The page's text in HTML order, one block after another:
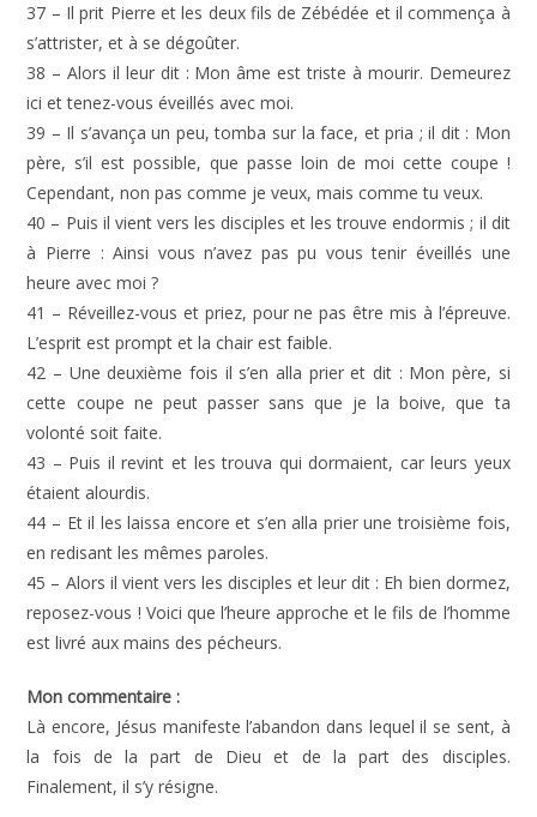
37 – Il prit Pierre et les deux fils de Zébédée et il commença à
s’attrister, et à se dégoûter.
38 – Alors il leur dit : Mon âme est triste à mourir. Demeurez
ici et tenez-vous éveillés avec moi.
39 – Il s’avança un peu, tomba sur la face, et pria ; il dit : Mon
père, s’il est possible, que passe loin de moi cette coupe !
Cependant, non pas comme je veux, mais comme tu veux.
40 – Puis il vient vers les disciples et les trouve endormis ; il dit
à Pierre : Ainsi vous n’avez pas pu vous tenir éveillés une
heure avec moi ?
41 – Réveillez-vous et priez, pour ne pas être mis à l’épreuve.
L’esprit est prompt et la chair est faible.
42 – Une deuxième fois il s’en alla prier et dit : Mon père, si
cette coupe ne peut passer sans que je la boive, que ta
volonté soit faite.
43 – Puis il revint et les trouva qui dormaient, car leurs yeux
étaient alourdis.
44 – Et il les laissa encore et s’en alla prier une troisième fois,
en redisant les mêmes paroles.
45 – Alors il vient vers les disciples et leur dit : Eh bien dormez,
reposez-vous ! Voici que l’heure approche et le fils de l’homme
est livré aux mains des pécheurs.
Mon commentaire :
Là encore, Jésus manifeste l’abandon dans lequel il se sent, à
la fois de la part de Dieu et de la part des disciples.
Finalement, il s’y résigne.